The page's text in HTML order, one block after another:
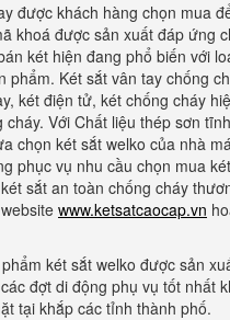
được khách hàng chọn mua
khoá được sản xuất đáp ứng
két hiện đang phổ biến với
Két sắt vân tay chống
két điện tử, két chống cháy
Với Chất liệu thép sơn
chọn két sắt welko của nhà
phục vụ nhu cầu chọn mua
sắt an toàn chống cháy
www.ketsatcaocap.vn
két sắt welko được sản
đợt di động phụ vụ tốt
tại khắp các tỉnh thành phố.